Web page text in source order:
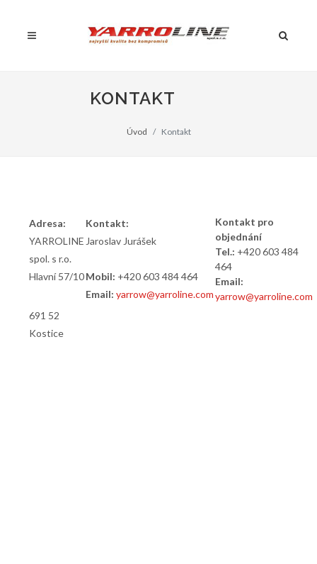
KONTAKT
Úvod Kontakt
Adresa:
YARROLINE
spol. s r.o.
Hlavní 57/10
691 52
Kostice
Kontakt:
Jaroslav Jurášek
Mobil: +420 603 484 464
Email: yarrow@yarroline.com
Kontakt pro
objednání
Tel.: +420 603 484
464
Email:
yarrow@yarroline.com